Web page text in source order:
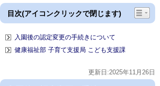
目次(アイコンクリックで閉じます)
入園後の認定変更の手続きについて
健康福祉部 子育て支援局 こども支援課
更新日:2025年11月26日